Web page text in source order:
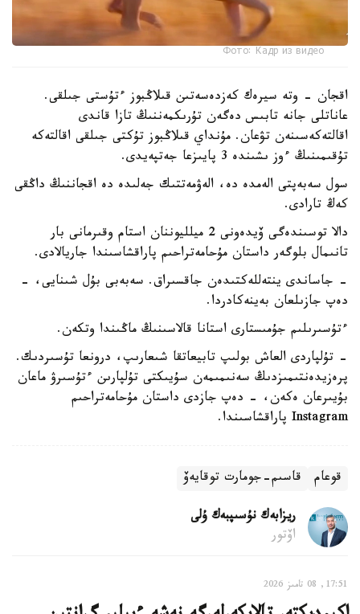
Фото: Кадр из видео
اقجان - وتە سيرەك كەزدەسەتىن قىلاڭبوز ءتۇستى جىلقى.
عاناتلى جانە تابىس دەگەن تۇرىكمەننىڭ تازا قاندى
اقالتەكەسىنەن تۋعان. مۇنداي قىلاڭبوز تۇكتى جىلقى اقالتەكە
تۇقىمىنىڭ ءوز ىشىندە 3 پايىزعا جەتپەيدى.
سول سەبەپتى الەمدە دە، الەۋمەتتىك جەلىدە دە اقجاننىڭ داڭقى
كەڭ تارادى.
دالا توسىندەگى ۆيدەونى 2 ميلليوننان استام وقىرمانى بار
تانىمال بلوگەر داستان مۇحامەتراحىم پاراقشاسىندا جاريالادى.
- جاساندى ينتەللەكتىدەن جاقسىراق. سەبەبى بۇل شىنايى، -
دەپ جازىلعان بەينەكادردا.
ءتۇسىرىلىم جۇمىستارى استانا قالاسىنىڭ ماڭىندا وتكەن.
- تۇلپاردى العاش بولىپ تابيعاتقا شىعارىپ، درونعا تۇسىردىك.
پرەزيدەنتىمىزدىڭ سەنىمىمەن سۇيىكتى تۇلپارىن ءتۇسىرۋ ماعان
بۇيىرعان ەكەن، - دەپ جازدى داستان مۇحامەتراحىم
Instagram پاراقشاسىندا.
قوعام قاسىم-جومارت توقايەۆ
ريزابەك نۇسىپبەك ۇلى
اۆتور
17:51, 08 تامىز 2026